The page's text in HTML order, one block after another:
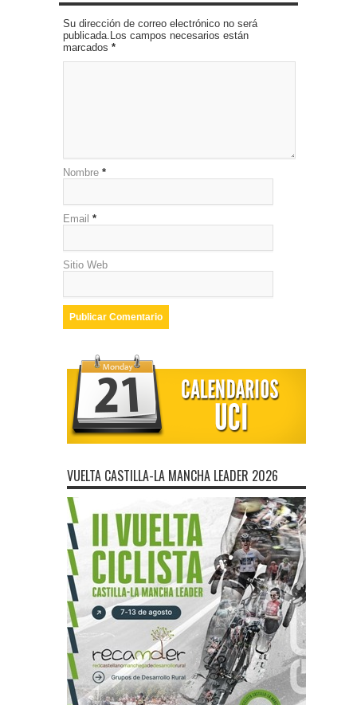
Su dirección de correo electrónico no será
publicada.Los campos necesarios están
marcados *
Nombre *
Email *
Sitio Web
VUELTA CASTILLA-LA MANCHA LEADER 2026